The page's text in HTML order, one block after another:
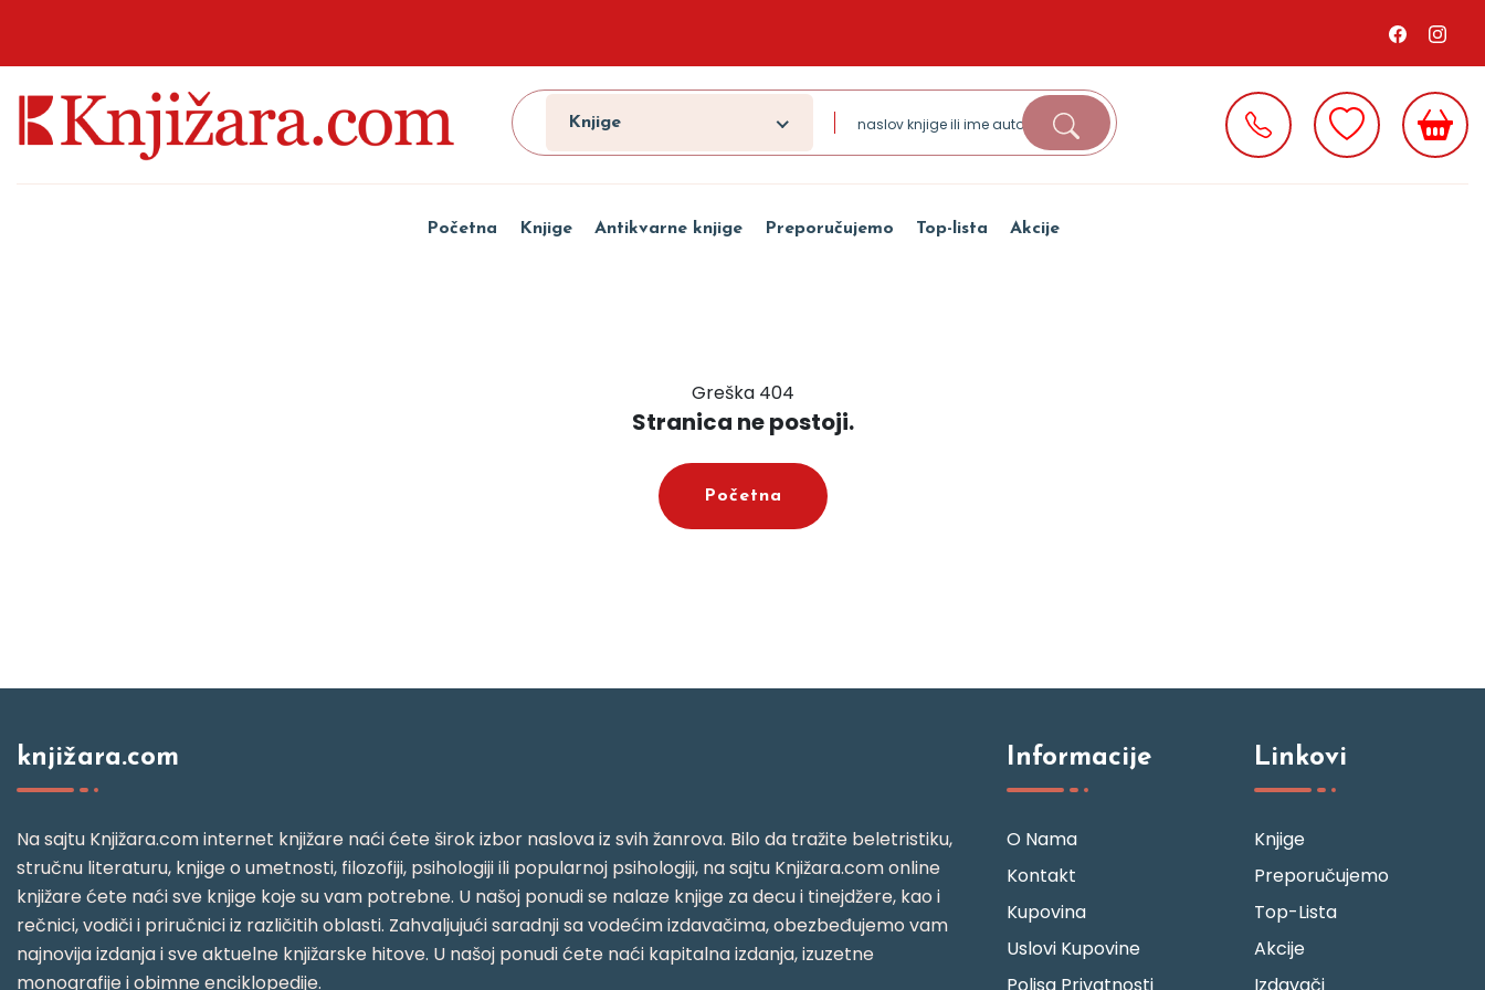
Knjige
Početna Knjige Antikvarne knjige Preporučujemo Top-lista Akcije
Greška 404
Stranica ne postoji.
Početna
knjižara.com
Na sajtu Knjižara.com internet knjižare naći ćete širok izbor naslova iz svih žanrova. Bilo da tražite beletristiku,
stručnu literaturu, knjige o umetnosti, filozofiji, psihologiji ili popularnoj psihologiji, na sajtu Knjižara.com online
knjižare ćete naći sve knjige koje su vam potrebne. U našoj ponudi se nalaze knjige za decu i tinejdžere, kao i
rečnici, vodiči i priručnici iz različitih oblasti. Zahvaljujući saradnji sa vodećim izdavačima, obezbeđujemo vam
najnovija izdanja i sve aktuelne knjižarske hitove. U našoj ponudi ćete naći kapitalna izdanja, izuzetne
monografije i obimne enciklopedije.
Informacije
O Nama
Kontakt
Kupovina
Uslovi Kupovine
Linkovi
Knjige
Preporučujemo
Top-Lista
Akcije